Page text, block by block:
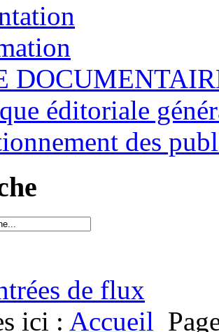
éditoriale
des
de flux
ici : Accueil